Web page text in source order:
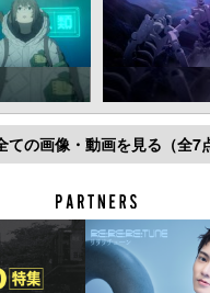
ての画像・動画を見る（全7